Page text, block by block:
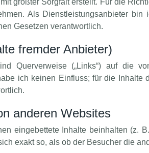
größter Sorgfalt erstellt. Für die
Als Dienstleistungsanbieter
Gesetzen verantwortlich.
fremder Anbieter)
Querverweise („Links“) auf die
ich keinen Einfluss; für die
anderen Websites
eingebettete Inhalte beinhalten (z.
exakt so, als ob der Besucher die